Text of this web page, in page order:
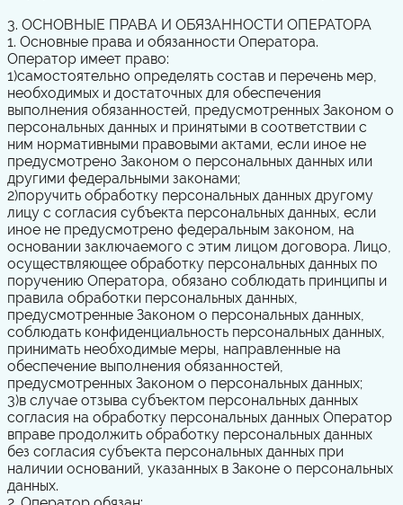
3. ОСНОВНЫЕ ПРАВА И ОБЯЗАННОСТИ ОПЕРАТОРА
1. Основные права и обязанности Оператора.
Оператор имеет право:
1)самостоятельно определять состав и перечень мер,
необходимых и достаточных для обеспечения
выполнения обязанностей, предусмотренных Законом о
персональных данных и принятыми в соответствии с
ним нормативными правовыми актами, если иное не
предусмотрено Законом о персональных данных или
другими федеральными законами;
2)поручить обработку персональных данных другому
лицу с согласия субъекта персональных данных, если
иное не предусмотрено федеральным законом, на
основании заключаемого с этим лицом договора. Лицо,
осуществляющее обработку персональных данных по
поручению Оператора, обязано соблюдать принципы и
правила обработки персональных данных,
предусмотренные Законом о персональных данных,
соблюдать конфиденциальность персональных данных,
принимать необходимые меры, направленные на
обеспечение выполнения обязанностей,
предусмотренных Законом о персональных данных;
3)в случае отзыва субъектом персональных данных
согласия на обработку персональных данных Оператор
вправе продолжить обработку персональных данных
без согласия субъекта персональных данных при
наличии оснований, указанных в Законе о персональных
данных.